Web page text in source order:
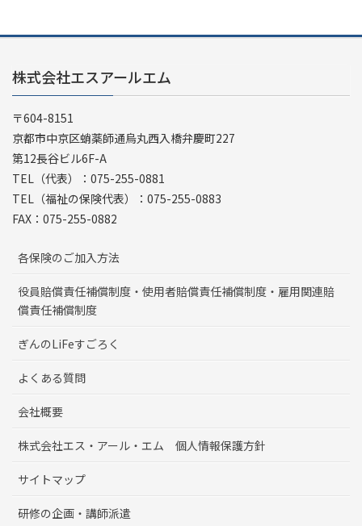
株式会社エスアールエム
〒604-8151
京都市中京区蛸薬師通烏丸西入橋弁慶町227
第12長谷ビル6F-A
TEL（代表）：075-255-0881
TEL（福祉の保険代表）：075-255-0883
FAX：075-255-0882
各保険のご加入方法
役員賠償責任補償制度・使用者賠償責任補償制度・雇用関連賠
償責任補償制度
ぎんのLiFeすごろく
よくある質問
会社概要
株式会社エス・アール・エム 個人情報保護方針
サイトマップ
研修の企画・講師派遣